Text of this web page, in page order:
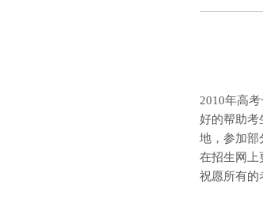
2010年高
好的帮助考
地，参加部
在招生网上
祝愿所有的